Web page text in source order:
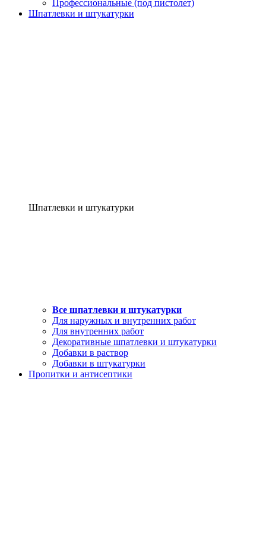
Профессиональные (под пистолет)
Шпатлевки и штукатурки
Шпатлевки и штукатурки
Все шпатлевки и штукатурки
Для наружных и внутренних работ
Для внутренних работ
Декоративные шпатлевки и штукатурки
Добавки в раствор
Добавки в штукатурки
Пропитки и антисептики